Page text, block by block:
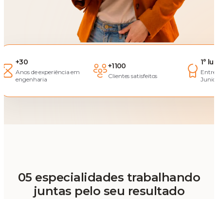
+30
Anos de experiência em
engenharia
+1100
Clientes satisfeitos
1°
Entre
05 especialidades trabalhando
juntas pelo seu resultado